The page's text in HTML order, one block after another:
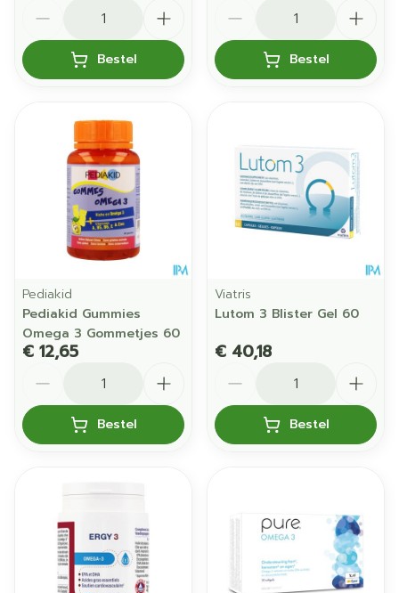
Bestel Bestel
Pediakid
Pediakid Gummies
Omega 3 Gommetjes 60
€ 12,65
Bestel
Viatris
Lutom 3 Blister Gel 60
€ 40,18
Bestel